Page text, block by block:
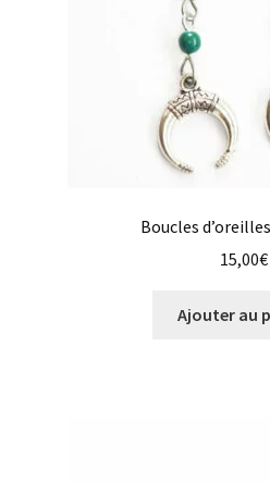
Boucles
15,00€
Ajouter au